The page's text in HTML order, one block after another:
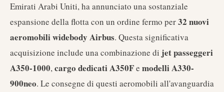
Emirati Arabi Uniti, ha annunciato una sostanziale
espansione della flotta con un ordine fermo per32 nuovi
aeromobili widebody Airbus. Questa significativa
acquisizione include una combinazione di jet passeggeri
A350-1000,cargo dedicati A350Fe modelli A330-
900neo. Le consegne di questi aeromobili all'avanguardia